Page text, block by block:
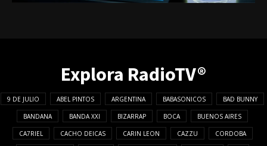
Explora RadioTV®
9 DE JULIO ABEL PINTOS ARGENTINA BABASONICOS BAD BUNNY
BANDANA BANDA XXI BIZARRAP BOCA BUENOS AIRES
CA7RIEL CACHO DEICAS CARIN LEON CAZZU CORDOBA